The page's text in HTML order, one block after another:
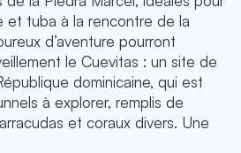
et tuba à la rencontre de la
d’aventure pourront
le Cuevitas : un site de
dominicaine, qui est
à explorer, remplis de
et coraux divers. Une